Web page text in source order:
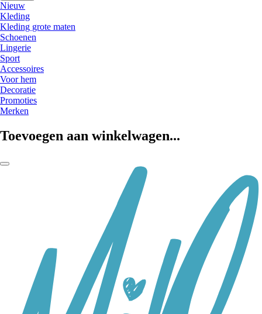
Nieuw
Kleding
Kleding grote maten
Schoenen
Lingerie
Sport
Accessoires
Voor hem
Decoratie
Promoties
Merken
Toevoegen aan winkelwagen...